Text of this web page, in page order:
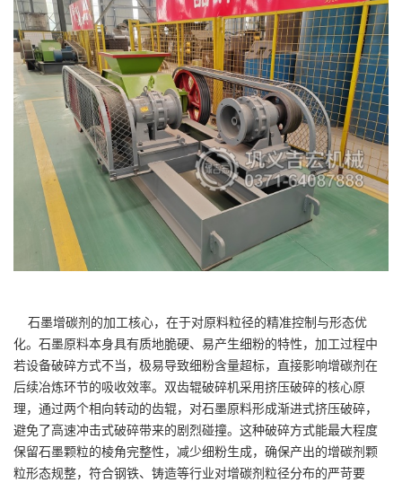
石墨增碳剂的加工核心，在于对原料粒径的精准控制与形态优
化。石墨原料本身具有质地脆硬、易产生细粉的特性，加工过程中
若设备破碎方式不当，极易导致细粉含量超标，直接影响增碳剂在
后续冶炼环节的吸收效率。双齿辊破碎机采用挤压破碎的核心原
理，通过两个相向转动的齿辊，对石墨原料形成渐进式挤压破碎，
避免了高速冲击式破碎带来的剧烈碰撞。这种破碎方式能最大程度
保留石墨颗粒的棱角完整性，减少细粉生成，确保产出的增碳剂颗
粒形态规整，符合钢铁、铸造等行业对增碳剂粒径分布的严苛要